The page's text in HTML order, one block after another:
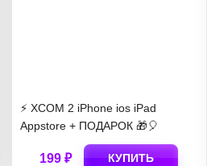
⚡️ XCOM 2 iPhone ios iPad
Appstore + ПОДАРОК 🎁🎈
199 ₽ КУПИТЬ